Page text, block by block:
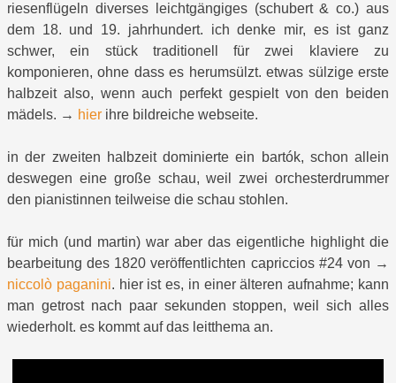
riesenflügeln diverses leichtgängiges (schubert & co.) aus
dem 18. und 19. jahrhundert. ich denke mir, es ist ganz
schwer, ein stück traditionell für zwei klaviere zu
komponieren, ohne dass es herumsülzt. etwas sülzige erste
halbzeit also, wenn auch perfekt gespielt von den beiden
mädels. → hier ihre bildreiche webseite.
in der zweiten halbzeit dominierte ein bartók, schon allein
deswegen eine große schau, weil zwei orchesterdrummer
den pianistinnen teilweise die schau stohlen.
für mich (und martin) war aber das eigentliche highlight die
bearbeitung des 1820 veröffentlichten capriccios #24 von →
niccolò paganini. hier ist es, in einer älteren aufnahme; kann
man getrost nach paar sekunden stoppen, weil sich alles
wiederholt. es kommt auf das leitthema an.